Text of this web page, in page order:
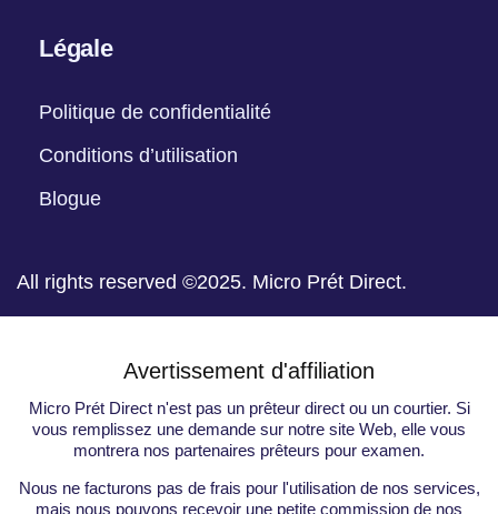
Légale
Politique de confidentialité
Conditions d’utilisation
Blogue
All rights reserved ©2025. Micro Prét Direct.
Avertissement d'affiliation
Micro Prét Direct n'est pas un prêteur direct ou un courtier. Si
vous remplissez une demande sur notre site Web, elle vous
montrera nos partenaires prêteurs pour examen.
Nous ne facturons pas de frais pour l'utilisation de nos services,
mais nous pouvons recevoir une petite commission de nos